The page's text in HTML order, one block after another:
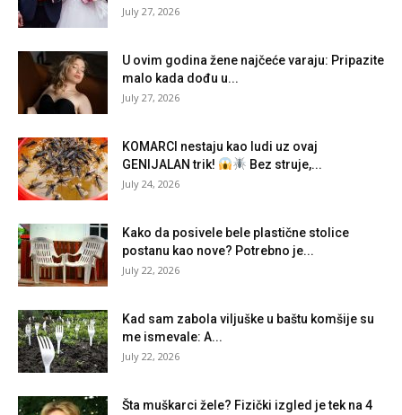
July 27, 2026
U ovim godina žene najčeće varaju: Pripazite
malo kada dođu u...
July 27, 2026
KOMARCI nestaju kao ludi uz ovaj
GENIJALAN trik!
Bez struje,...
July 24, 2026
Kako da posivele bele plastične stolice
postanu kao nove? Potrebno je...
July 22, 2026
Kad sam zabola viljuške u baštu komšije su
me ismevale: A...
July 22, 2026
Šta muškarci žele? Fizički izgled je tek na 4